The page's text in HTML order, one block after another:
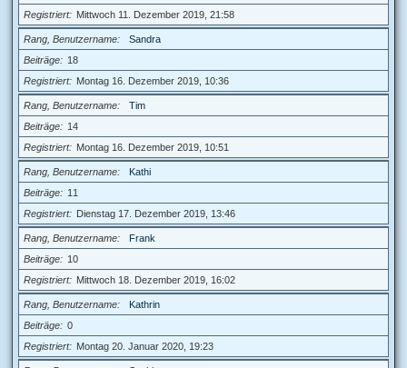
Registriert
Mittwoch 11. Dezember 2019, 21:58
Rang, Benutzername
Sandra
Beiträge
18
Registriert
Montag 16. Dezember 2019, 10:36
Rang, Benutzername
Tim
Beiträge
14
Registriert
Montag 16. Dezember 2019, 10:51
Rang, Benutzername
Kathi
Beiträge
11
Registriert
Dienstag 17. Dezember 2019, 13:46
Rang, Benutzername
Frank
Beiträge
10
Registriert
Mittwoch 18. Dezember 2019, 16:02
Rang, Benutzername
Kathrin
Beiträge
0
Registriert
Montag 20. Januar 2020, 19:23